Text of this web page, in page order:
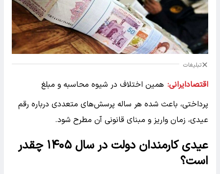
تبلیغات
اقتصادایرانی: همین اختلاف در شیوه محاسبه و مبلغ
پرداختی، باعث شده هر ساله پرسش‌های متعددی درباره رقم
عیدی، زمان واریز و مبنای قانونی آن مطرح شود.
عیدی کارمندان دولت در سال ۱۴۰۵ چقدر
است؟